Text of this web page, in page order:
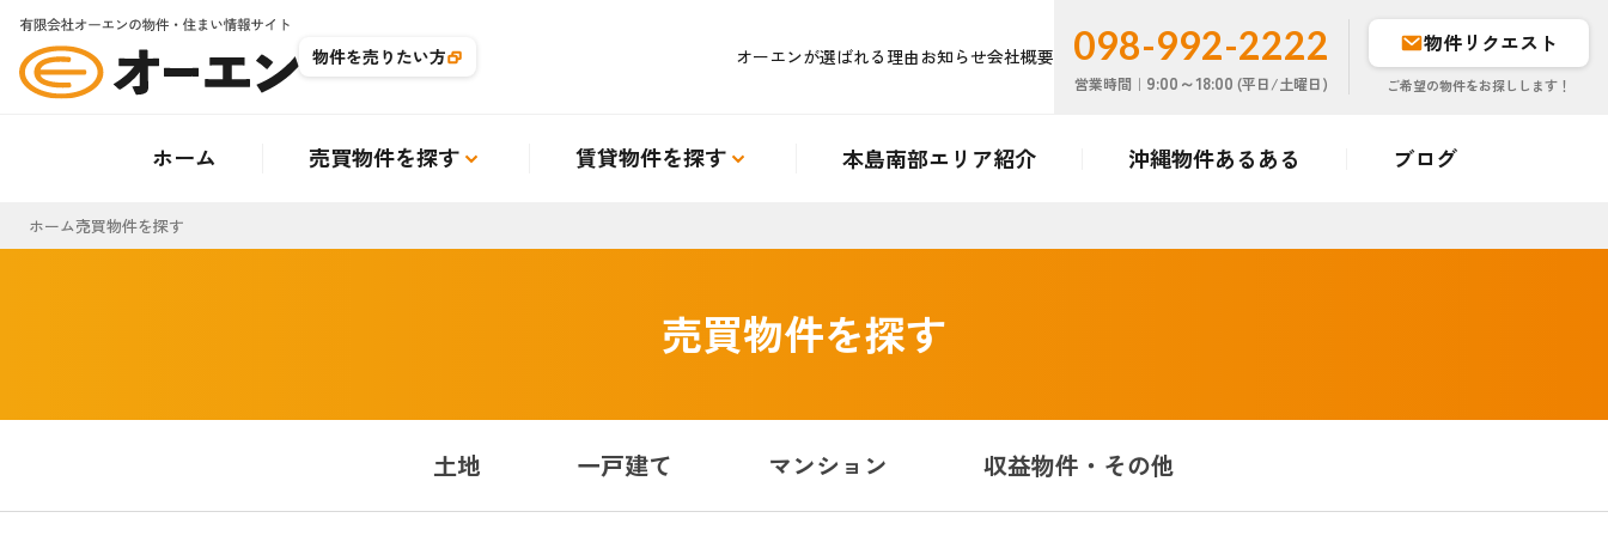
物件を売りたい方 オーエンが選ばれる理由 お知らせ会社概要 098-992-2222
営業時間｜ 9:00～18:00 (平日/土曜日)
物件リクエスト
ご希望の物件をお探しします！
ホーム 売買物件を探す 賃貸物件を探す 本島南部エリア紹介 沖縄物件あるある ブログ
ホーム売買物件を探す
売買物件を探す
土地 一戸建て マンション 収益物件・その他
選択中の条件 絞り込み 条件を変更する